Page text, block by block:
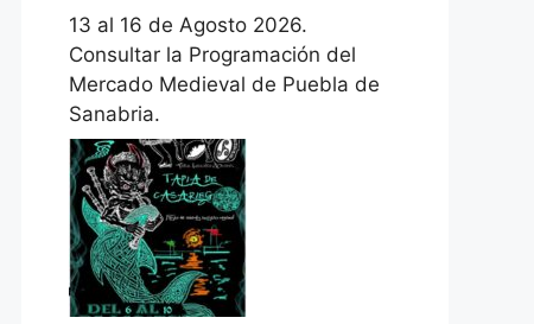
13 al 16 de Agosto 2026.
Consultar la Programación del
Mercado Medieval de Puebla de
Sanabria.